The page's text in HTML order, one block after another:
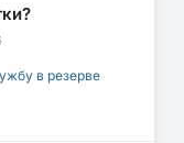
в резерве